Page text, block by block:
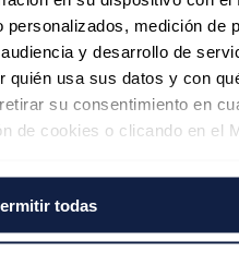
medición de
y desarrollo de
quién usa sus datos y con
su consentimiento en
de cookies o clicando en el
su ubicación geográfica
todas
de 80 dólares
de un acuerdo